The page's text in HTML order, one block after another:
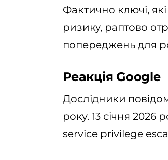
Фактично ключі,
ризику, раптово
попереджень для
Реакція Google
Дослідники
року. 13 січня 2026
service privilege